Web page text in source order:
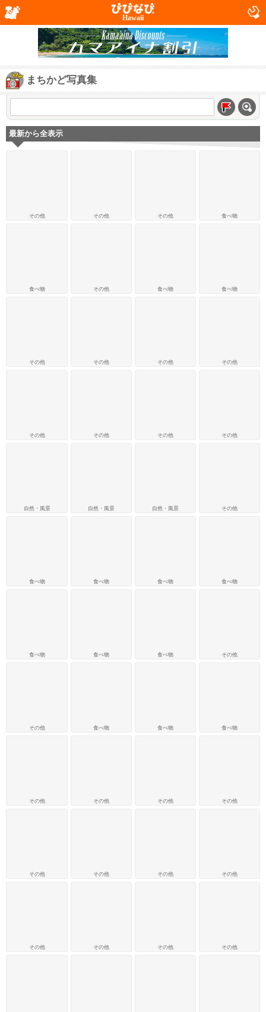
Hawaii
まちかど写真集
最新から全表示
その他
食べ物
その他
その他
自然・風景
食べ物
食べ物
その他
その他
その他
その他
その他
その他
その他
その他
自然・風景
食べ物
食べ物
食べ物
その他
その他
その他
その他
食べ物
その他
その他
自然・風景
食べ物
食べ物
食べ物
その他
その他
その他
食べ物
食べ物
その他
その他
その他
食べ物
その他
食べ物
その他
その他
その他